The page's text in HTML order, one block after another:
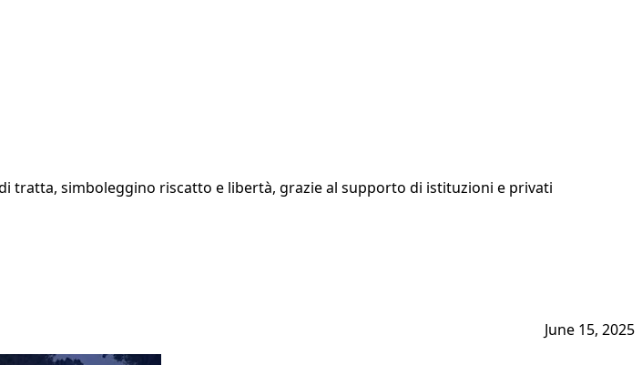
tratta, simboleggino riscatto e libertà, grazie al supporto di istituzioni e privati
June 15, 2025